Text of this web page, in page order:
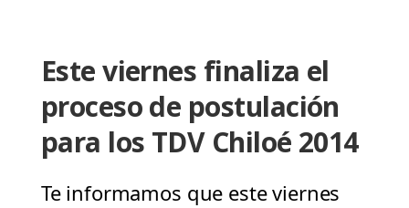
Este viernes finaliza el
proceso de postulación
para los TDV Chiloé 2014
Te informamos que este viernes